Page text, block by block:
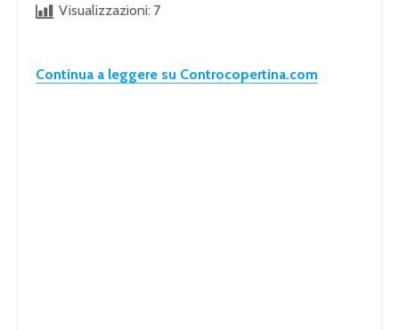
Visualizzazioni: 7
Continua a leggere su Controcopertina.com